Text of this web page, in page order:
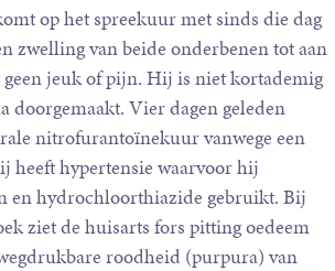
op het spreekuur met sinds die dag
zwelling van beide onderbenen tot aan
jeuk of pijn. Hij is niet kortademig
doorgemaakt. Vier dagen geleden
nitrofurantoïnekuur vanwege een
heeft hypertensie waarvoor hij
en hydrochloorthiazide gebruikt. Bij
ziet de huisarts fors pitting oedeem
roodheid (purpura) van